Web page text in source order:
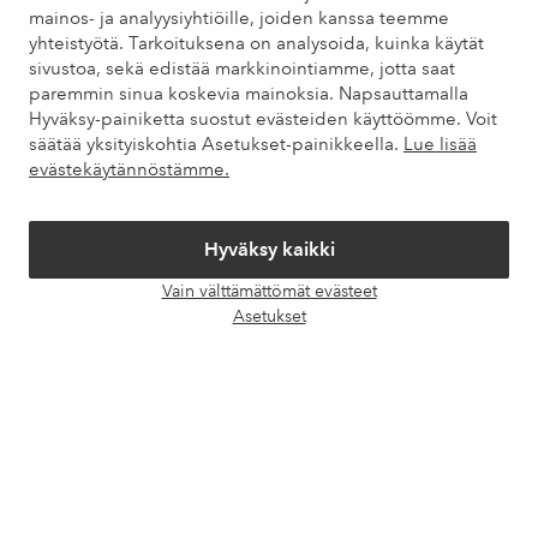
mainos- ja analyysiyhtiöille, joiden kanssa teemme
yhteistyötä. Tarkoituksena on analysoida, kuinka käytät
sivustoa, sekä edistää markkinointiamme, jotta saat
paremmin sinua koskevia mainoksia. Napsauttamalla
Hyväksy-painiketta suostut evästeiden käyttöömme. Voit
säätää yksityiskohtia Asetukset-painikkeella. Lue lisää
evästekäytännöstämme.
Hyväksy kaikki
Vain välttämättömät evästeet
Asetukset
Tietoa Elloksesta
Palvelumme